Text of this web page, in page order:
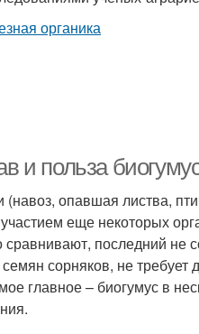
и польза
опавшая листва,
еще некоторых
сравнивают, последний не
сорняков, не требует
главное – биогумус в